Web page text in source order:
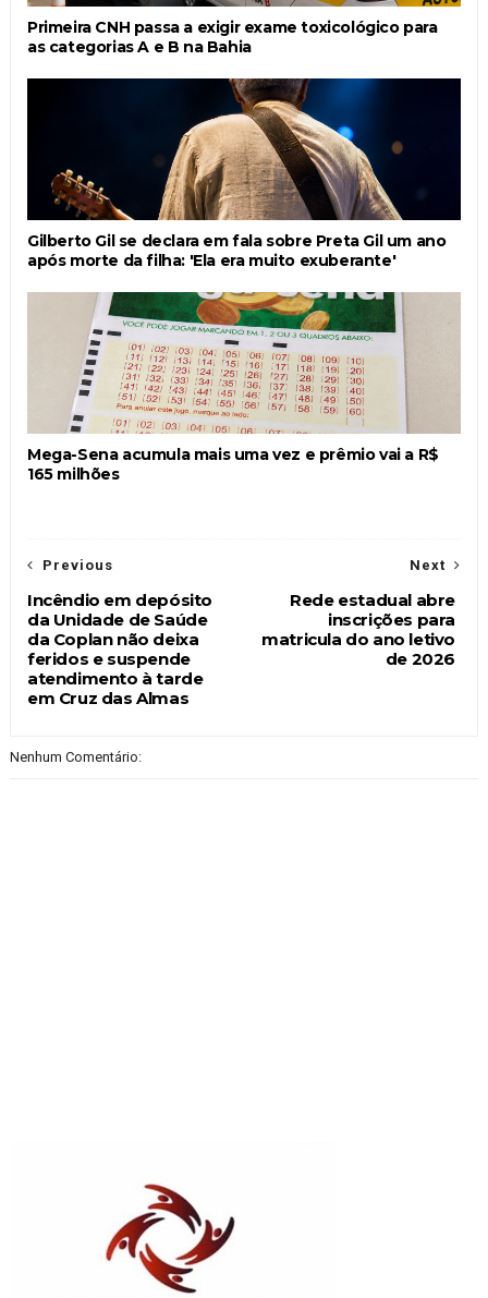
Primeira CNH passa a exigir exame toxicológico para
as categorias A e B na Bahia
Gilberto Gil se declara em fala sobre Preta Gil um ano
após morte da filha: 'Ela era muito exuberante'
Mega-Sena acumula mais uma vez e prêmio vai a R$
165 milhões
Next
Rede estadual abre
inscrições para
matricula do ano letivo
de 2026
Previous
Incêndio em depósito
da Unidade de Saúde
da Coplan não deixa
feridos e suspende
atendimento à tarde
em Cruz das Almas
Nenhum Comentário: